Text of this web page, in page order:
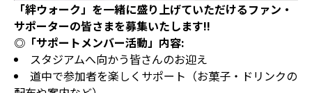
「絆ウォーク」を一緒に盛り上げていただけるファン・
サポーターの皆さまを募集いたします!!
◎「サポートメンバー活動」内容:
スタジアムへ向かう皆さんのお迎え
道中で参加者を楽しくサポート（お菓子・ドリンクの